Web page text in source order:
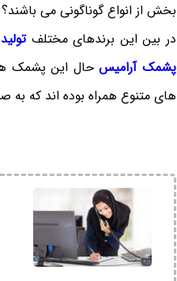
بخش از انواع گوناگونی می باشند؟
در بین این برندهای مختلف
پشمک آرامیسحال این پشمک
های متنوع همراه بوده اند که